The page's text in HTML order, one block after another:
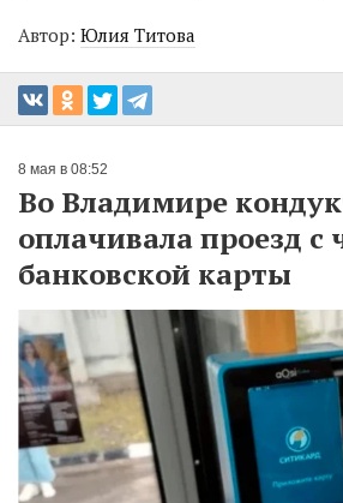
Автор: Юлия Титова
8 мая в 08:52
Во Владимире
оплачивала проезд с
банковской карты